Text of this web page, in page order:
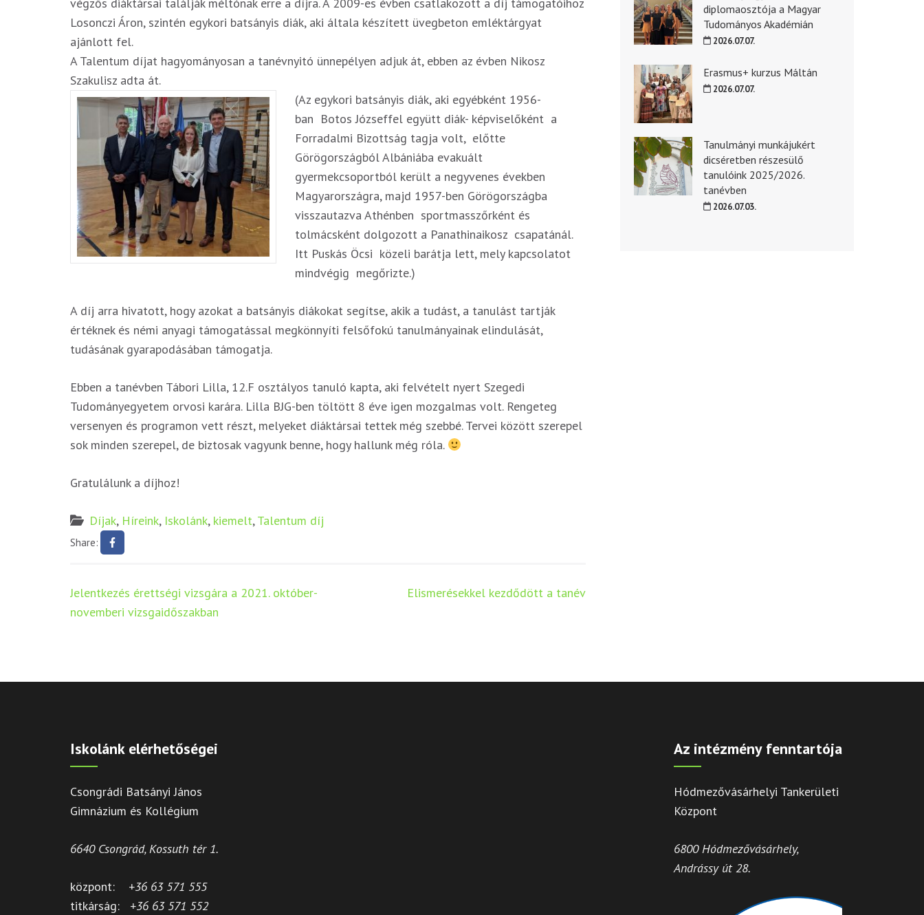
Losonczi Áron, szintén egykori batsányis diák, aki általa készített üvegbeton emléktárgyat
ajánlott fel.
A Talentum díjat hagyományosan a tanévnyitó ünnepélyen adjuk át, ebben az évben Nikosz
Szakulisz adta át.
(Az egykori batsányis diák, aki egyébként 1956-
ban Botos Józseffel együtt diák- képviselőként a
Forradalmi Bizottság tagja volt, előtte
Görögországból Albániába evakuált
gyermekcsoportból került a negyvenes években
Magyarországra, majd 1957-ben Görögországba
visszautazva Athénben sportmasszőrként és
tolmácsként dolgozott a Panathinaikosz csapatánál.
Itt Puskás Öcsi közeli barátja lett, mely kapcsolatot
mindvégig megőrizte.)
A díj arra hivatott, hogy azokat a batsányis diákokat segítse, akik a tudást, a tanulást tartják
értéknek és némi anyagi támogatással megkönnyíti felsőfokú tanulmányainak elindulását,
tudásának gyarapodásában támogatja.
Ebben a tanévben Tábori Lilla, 12.F osztályos tanuló kapta, aki felvételt nyert Szegedi
Tudományegyetem orvosi karára. Lilla BJG-ben töltött 8 éve igen mozgalmas volt. Rengeteg
versenyen és programon vett részt, melyeket diáktársai tettek még szebbé. Tervei között szerepel
sok minden szerepel, de biztosak vagyunk benne, hogy hallunk még róla.
Gratulálunk a díjhoz!
Díjak, Híreink, Iskolánk, kiemelt,Talentum díj
Share:
Bejegyzés
navigáció
Jelentkezés érettségi vizsgára a 2021. október-
novemberi vizsgaidőszakban
Elismerésekkel kezdődött a tanév
diplomaosztója a Magyar
Tudományos Akadémián
2026.07.07.
Erasmus+ kurzus Máltán
2026.07.07.
Tanulmányi munkájukért
dicséretben részesülő
tanulóink 2025/2026.
tanévben
2026.07.03.
Iskolánk elérhetőségei
Csongrádi Batsányi János
Gimnázium és Kollégium
6640 Csongrád, Kossuth tér 1.
központ: +36 63 571 555
titkárság: +36 63 571 552
Az intézmény fenntartója
Hódmezővásárhelyi Tankerületi
Központ
6800 Hódmezővásárhely,
Andrássy út 28.